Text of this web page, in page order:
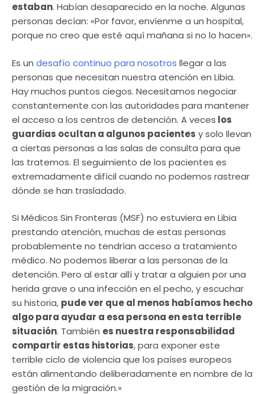
estaban. Habían desaparecido en la noche. Algunas
personas decían: «Por favor, envíenme a un hospital,
porque no creo que esté aquí mañana si no lo hacen».
Es un desafío continuo para nosotros llegar a las
personas que necesitan nuestra atención en Libia.
Hay muchos puntos ciegos. Necesitamos negociar
constantemente con las autoridades para mantener
el acceso a los centros de detención. A veces los
guardias ocultan a algunos pacientes y solo llevan
a ciertas personas a las salas de consulta para que
las tratemos. El seguimiento de los pacientes es
extremadamente difícil cuando no podemos rastrear
dónde se han trasladado.
Si Médicos Sin Fronteras (MSF) no estuviera en Libia
prestando atención, muchas de estas personas
probablemente no tendrían acceso a tratamiento
médico. No podemos liberar a las personas de la
detención. Pero al estar allí y tratar a alguien por una
herida grave o una infección en el pecho, y escuchar
su historia, pude ver que al menos habíamos hecho
algo para ayudar a esa persona en esta terrible
situación. También es nuestra responsabilidad
compartir estas historias, para exponer este
terrible ciclo de violencia que los países europeos
están alimentando deliberadamente en nombre de la
gestión de la migración.»